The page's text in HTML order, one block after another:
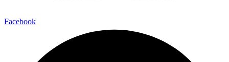
Facebook